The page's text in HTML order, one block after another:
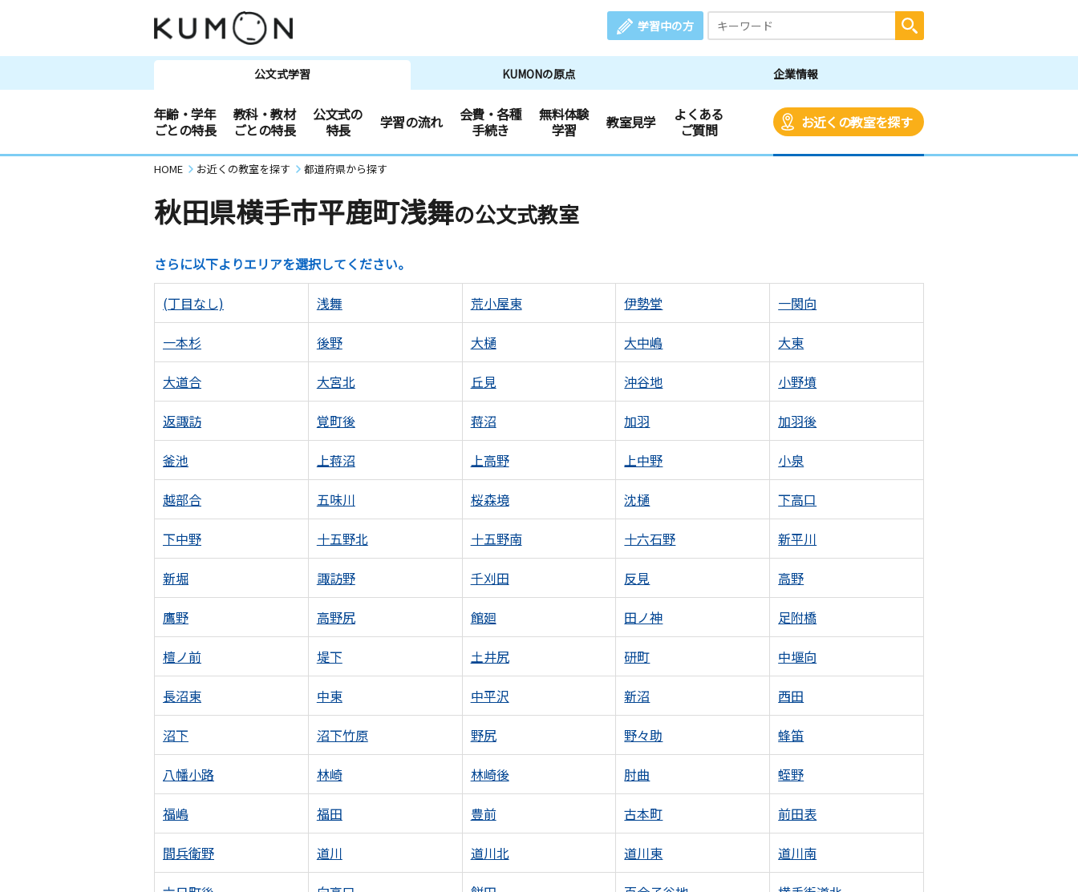
学習中の方
公文式学習 KUMONの原点 企業情報
年齢・学年
ごとの特長
教科・教材
ごとの特長
公文式の
特長
学習の流れ
会費・各種
手続き
無料体験
学習
教室見学
よくある
ご質問
お近くの教室を探す
HOME お近くの教室を探す 都道府県から探す
秋田県横手市平鹿町浅舞の公文式教室
さらに以下よりエリアを選択してください。
(丁目なし) 浅舞 荒小屋東 伊勢堂 一関向
一本杉 後野 大樋 大中嶋 大東
大道合 大宮北 丘見 沖谷地 小野墳
返諏訪 覚町後 蒋沼 加羽 加羽後
釜池 上蒋沼 上高野 上中野 小泉
越部合 五味川 桜森境 沈樋 下高口
下中野 十五野北 十五野南 十六石野 新平川
新堀 諏訪野 千刈田 反見 高野
鷹野 高野尻 館廻 田ノ神 足附橋
檀ノ前 堤下 土井尻 研町 中堰向
長沼東 中東 中平沢 新沼 西田
沼下 沼下竹原 野尻 野々助 蜂笛
八幡小路 林崎 林崎後 肘曲 蛭野
福嶋 福田 豊前 古本町 前田表
間兵衛野 道川 道川北 道川東 道川南